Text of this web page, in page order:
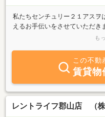
私たちセンチュリー２１アスヲ
えるお手伝いをさせていただ
第一に考え、心に寄り添ったご
も
この不動
賃貸物
レントライフ郡山店 （